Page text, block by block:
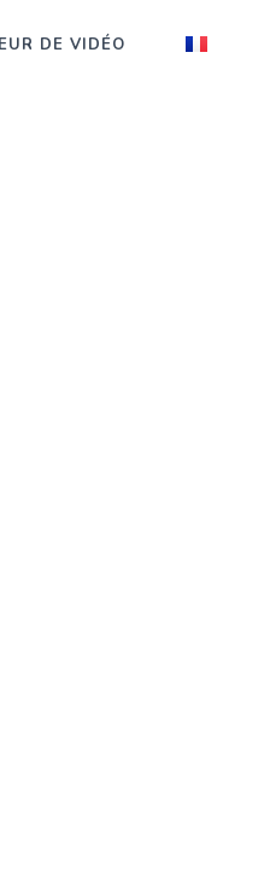
DE VIDÉO